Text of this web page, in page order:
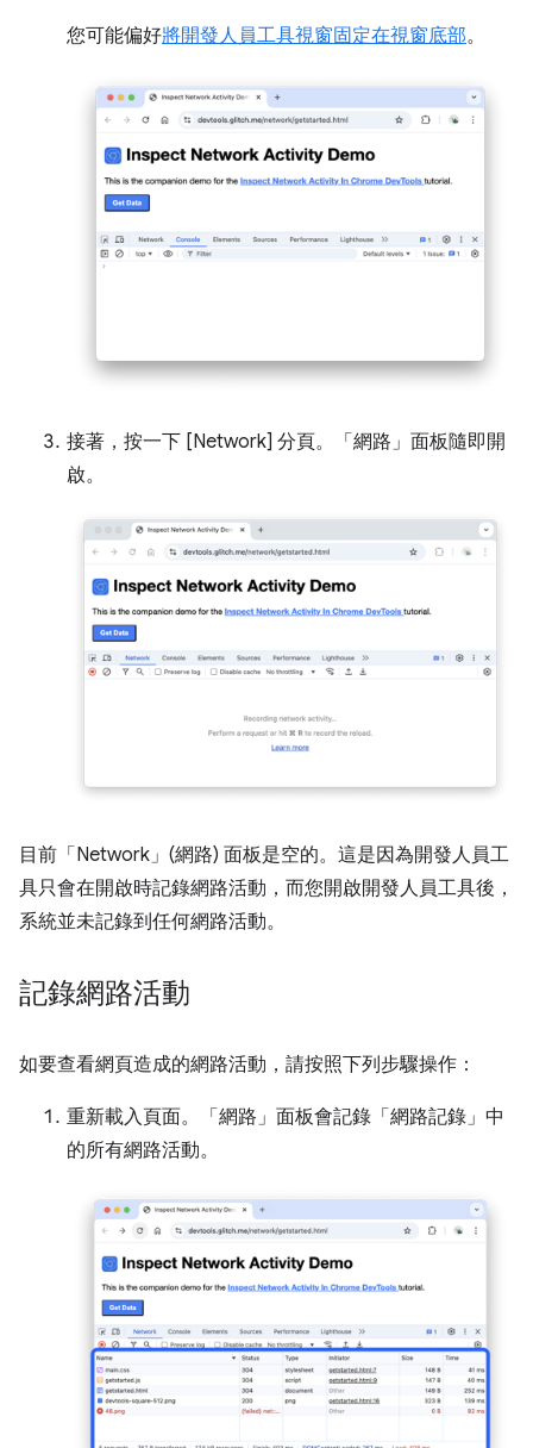
您可能偏好將開發人員工具視窗固定在視窗底部。
接著，按一下 [Network] 分頁。 「網路」 面板隨即開
啟。
目前「Network」(網路) 面板是空的。這是因為開發人員工
具只會在開啟時記錄網路活動，而您開啟開發人員工具後，
系統並未記錄到任何網路活動。
記錄網路活動
如要查看網頁造成的網路活動，請按照下列步驟操作：
重新載入頁面。「網路」 面板會記錄「網路記錄」 中
的所有網路活動。